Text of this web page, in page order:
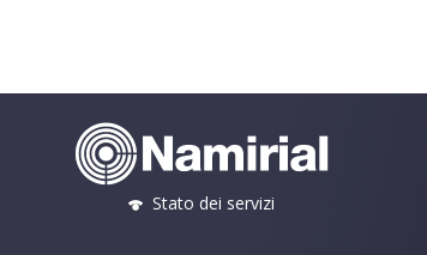
Stato dei servizi